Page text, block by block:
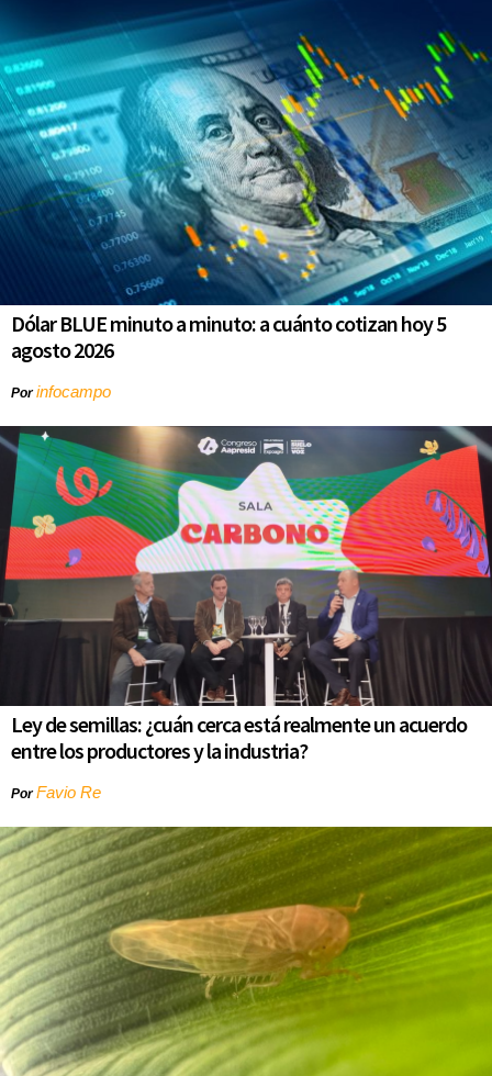
Dólar BLUE minuto a minuto: a cuánto cotizan hoy 5
agosto 2026
Porinfocampo
Ley de semillas: ¿cuán cerca está realmente un acuerdo
entre los productores y la industria?
PorFavio Re